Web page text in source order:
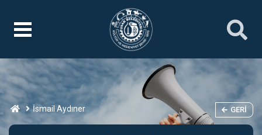
İsmail Aydıner GERI